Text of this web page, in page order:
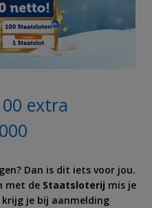
extra
Dan is dit iets voor jou.
met de Staatsloterij mis je
krijg je bij aanmelding